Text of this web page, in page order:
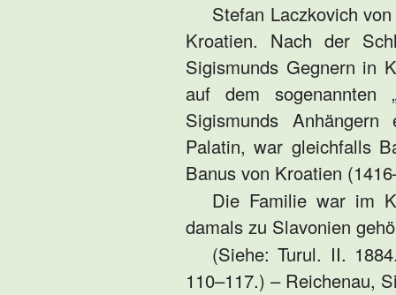
Stefan Laczkovich
Kroatien. Nach der
Sigismunds Gegnern in
auf dem sogenannten
Sigismunds
Palatin, war gleichfalls
Banus von Kroatien
Die Familie war im
damals zu Slavonien
(Siehe: Turul. II.
110–117.) – Reichenau,